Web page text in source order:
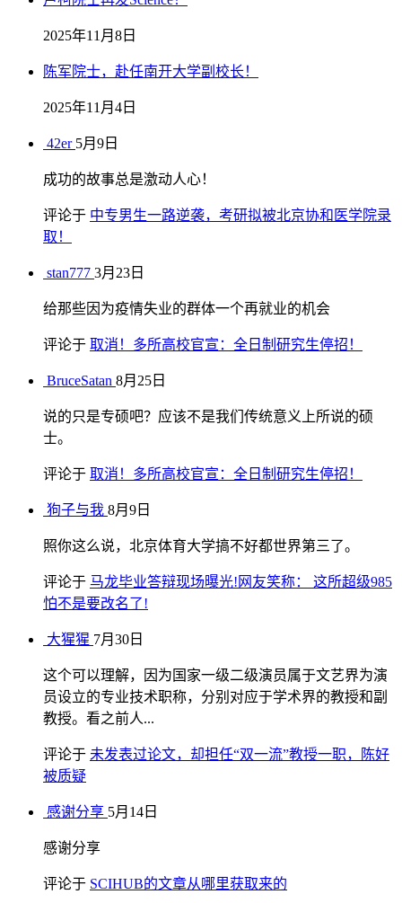
2025年11月8日
陈军院士，赴任南开大学副校长！
2025年11月4日
42er 5月9日
成功的故事总是激动人心！
评论于 中专男生一路逆袭，考研拟被北京协和医学院录
取！
stan777 3月23日
给那些因为疫情失业的群体一个再就业的机会
评论于 取消！多所高校官宣：全日制研究生停招！
BruceSatan 8月25日
说的只是专硕吧？应该不是我们传统意义上所说的硕
士。
评论于 取消！多所高校官宣：全日制研究生停招！
狗子与我 8月9日
照你这么说，北京体育大学搞不好都世界第三了。
评论于 马龙毕业答辩现场曝光!网友笑称： 这所超级985
怕不是要改名了!
大猩猩 7月30日
这个可以理解，因为国家一级二级演员属于文艺界为演
员设立的专业技术职称，分别对应于学术界的教授和副
教授。看之前人...
评论于 未发表过论文，却担任“双一流”教授一职，陈好
被质疑
感谢分享 5月14日
感谢分享
评论于 SCIHUB的文章从哪里获取来的